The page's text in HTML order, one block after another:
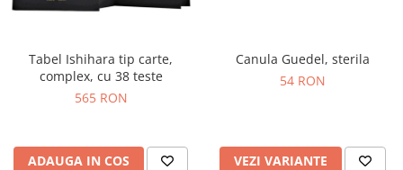
Tabel Ishihara tip carte,
complex, cu 38 teste
565 RON
ADAUGA IN COS
Canula Guedel, sterila
54 RON
VEZI VARIANTE